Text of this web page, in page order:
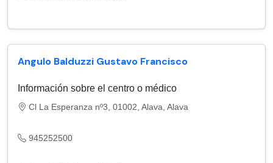
Angulo Balduzzi Gustavo Francisco
Información sobre el centro o médico
Cl La Esperanza nº3, 01002, Alava, Alava
945252500